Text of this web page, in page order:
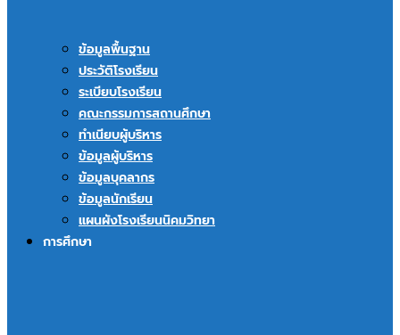
ข้อมูลพื้นฐาน
ประวัติโรงเรียน
ระเบียบโรงเรียน
คณะกรรมการสถานศึกษา
ทำเนียบผู้บริหาร
ข้อมูลผู้บริหาร
ข้อมูลบุคลากร
ข้อมูลนักเรียน
แผนผังโรงเรียนนิคมวิทยา
การศึกษา